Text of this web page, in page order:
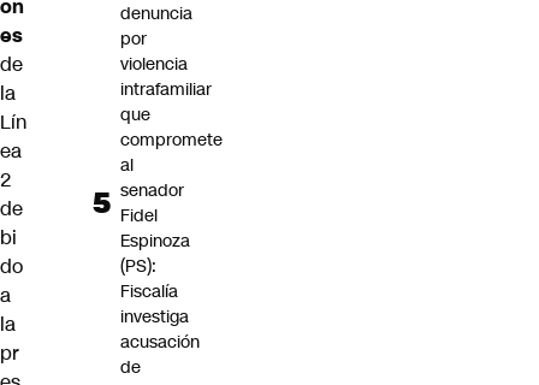
on
es
de
la
Lín
ea
2
de
bi
do
a
la
pr
denuncia
por
violencia
intrafamiliar
que
compromete
al
senador
Fidel
Espinoza
(PS):
Fiscalía
investiga
acusación
de